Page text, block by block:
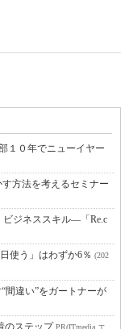
１０年でニューイヤー
方法を考えるセミナー
ビジネススキル―「Re.c
使う」はわずか6％ (202
間違い”をガートナーが
のステップPR(ITmedia エ